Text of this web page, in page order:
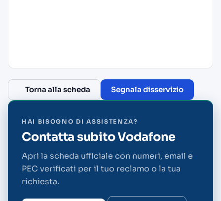
Torna alla scheda Segnala disservizio
HAI BISOGNO DI ASSISTENZA?
Contatta subito Vodafone
Apri la scheda ufficiale con numeri, email e
PEC verificati per il tuo reclamo o la tua
richiesta.